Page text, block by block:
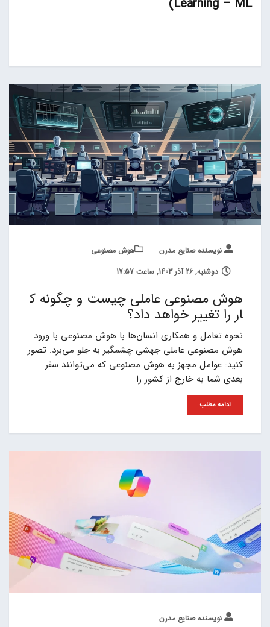
Learning – ML)
نویسنده صنایع مدرن
هوش مصنوعی
دوشنبه, 26 آذر 1403, ساعت 17:57
هوش مصنوعی عاملی چیست و چگونه ک
ار را تغییر خواهد داد؟
نحوه تعامل و همکاری انسان‌ها با هوش مصنوعی با ورود
هوش مصنوعی عاملی جهشی چشمگیر به جلو می‌برد. تصور
کنید: عوامل مجهز به هوش مصنوعی که می‌توانند سفر
بعدی شما به خارج از کشور را
ادامه مطلب
نویسنده صنایع مدرن